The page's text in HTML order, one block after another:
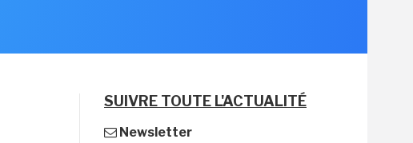
SUIVRE TOUTE L'ACTUALITÉ
Newsletter